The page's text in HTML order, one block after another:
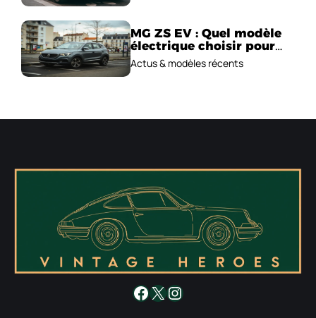
MG ZS EV : Quel modèle
électrique choisir pour
2026 ?
Actus & modèles récents
Facebook
X Instagram